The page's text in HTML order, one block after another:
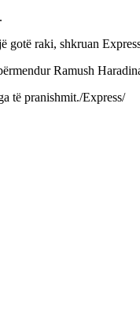
gotë raki, shkruan
Ramush
të pranishmit./Express/